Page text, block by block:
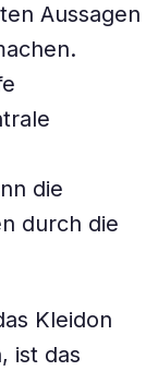
Aussagen
die
durch die
Kleidon
ist das